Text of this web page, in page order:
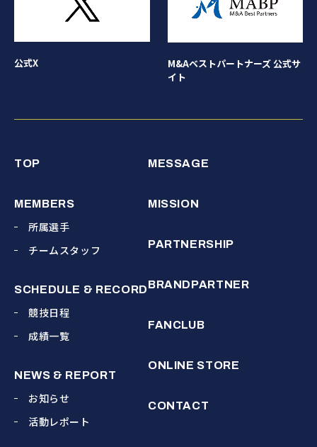
公式X
M&Aベストパートナーズ 公式サ
イト
TOP
MEMBERS
所属選手
チームスタッフ
SCHEDULE & RECORD
競技日程
成績一覧
NEWS & REPORT
お知らせ
活動レポート
MESSAGE
MISSION
PARTNERSHIP
BRANDPARTNER
FANCLUB
ONLINE STORE
CONTACT